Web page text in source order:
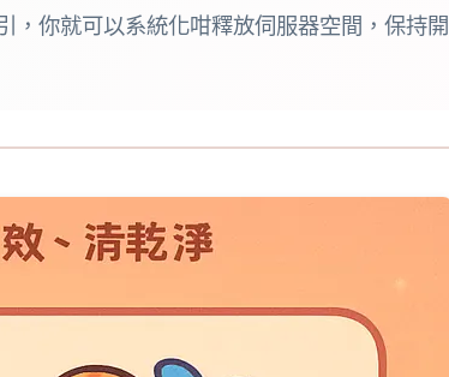
你就可以系統化咁釋放伺服器空間，保持開